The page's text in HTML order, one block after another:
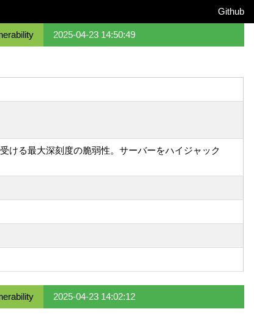
Github
2025-04-23 14:50:49
ける最大深刻度の脆弱性。サーバーをハイジャック
2025-04-23 14:02:12